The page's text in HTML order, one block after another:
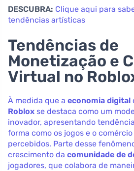
DESCUBRA: Clique aqui para
tendências artísticas
Tendências de
Monetização e
Virtual no
À medida que a economia digital
Roblox se destaca como um
inovador, apresentando
forma como os jogos e o
percebidos. Parte desse
crescimento da comunidade de
jogadores, que colabora de